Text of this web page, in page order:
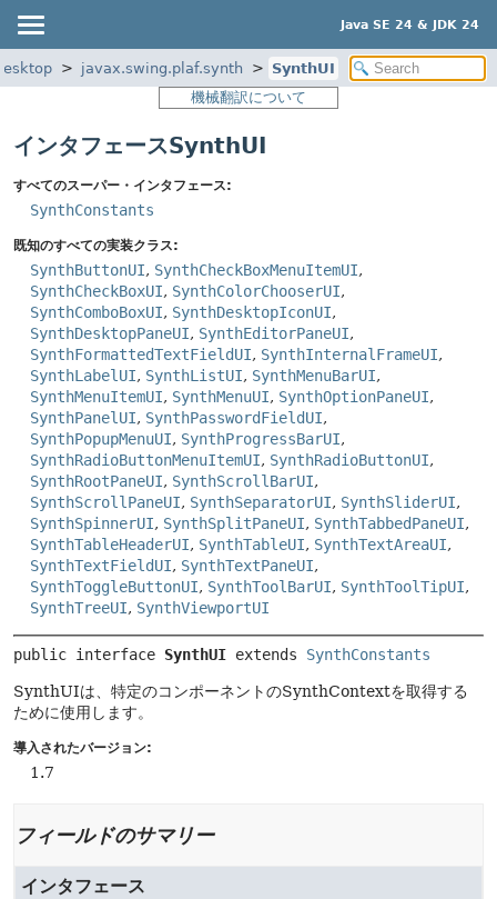
Java SE 24 & JDK 24
javax.swing.plaf.synth
SynthUI
機械翻訳について
インタフェースSynthUI
すべてのスーパー・インタフェース:
SynthConstants
既知のすべての実装クラス:
SynthButtonUI, SynthCheckBoxMenuItemUI,
SynthCheckBoxUI, SynthColorChooserUI,
SynthComboBoxUI, SynthDesktopIconUI,
SynthDesktopPaneUI, SynthEditorPaneUI,
SynthFormattedTextFieldUI, SynthInternalFrameUI,
SynthLabelUI, SynthListUI, SynthMenuBarUI,
SynthMenuItemUI, SynthMenuUI, SynthOptionPaneUI,
SynthPanelUI, SynthPasswordFieldUI,
SynthPopupMenuUI, SynthProgressBarUI,
SynthRadioButtonMenuItemUI, SynthRadioButtonUI,
SynthRootPaneUI, SynthScrollBarUI,
SynthScrollPaneUI, SynthSeparatorUI, SynthSliderUI,
SynthSpinnerUI, SynthSplitPaneUI, SynthTabbedPaneUI,
SynthTableHeaderUI, SynthTableUI, SynthTextAreaUI,
SynthTextFieldUI, SynthTextPaneUI,
SynthToggleButtonUI, SynthToolBarUI, SynthToolTipUI,
SynthTreeUI, SynthViewportUI
public interface SynthUI extends SynthConstants
SynthUIは、特定のコンポーネントのSynthContextを取得する
ために使用します。
導入されたバージョン:
1.7
フィールドのサマリー
インタフェース